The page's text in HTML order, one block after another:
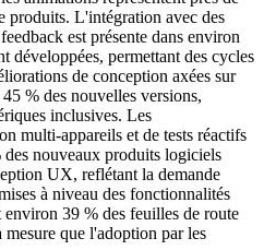
produits. L'intégration avec des
est présente dans environ
développées, permettant des cycles
de conception axées sur
% des nouvelles versions,
inclusives. Les
multi-appareils et de tests réactifs
nouveaux produits logiciels
UX, reflétant la demande
à niveau des fonctionnalités
39 % des feuilles de route
que l'adoption par les